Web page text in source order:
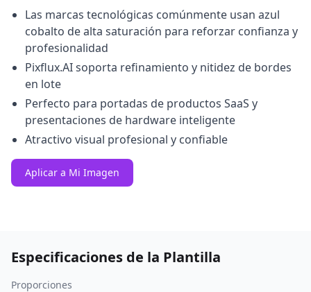
Las marcas tecnológicas comúnmente usan azul
cobalto de alta saturación para reforzar confianza y
profesionalidad
Pixflux.AI soporta refinamiento y nitidez de bordes
en lote
Perfecto para portadas de productos SaaS y
presentaciones de hardware inteligente
Atractivo visual profesional y confiable
Aplicar a Mi Imagen
Especificaciones de la Plantilla
Proporciones